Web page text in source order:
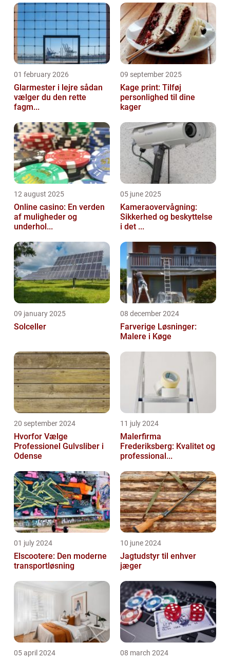
01 february 2026
Glarmester i lejre sådan
vælger du den rette
fagm...
09 september 2025
Kage print: Tilføj
personlighed til dine
kager
12 august 2025
Online casino: En verden
af muligheder og
underhol...
05 june 2025
Kameraovervågning:
Sikkerhed og beskyttelse
i det ...
09 january 2025
Solceller
08 december 2024
Farverige Løsninger:
Malere i Køge
20 september 2024
Hvorfor Vælge
Professionel Gulvsliber i
Odense
11 july 2024
Malerfirma
Frederiksberg: Kvalitet og
professional...
01 july 2024
Elscootere: Den moderne
transportløsning
10 june 2024
Jagtudstyr til enhver
jæger
05 april 2024 08 march 2024